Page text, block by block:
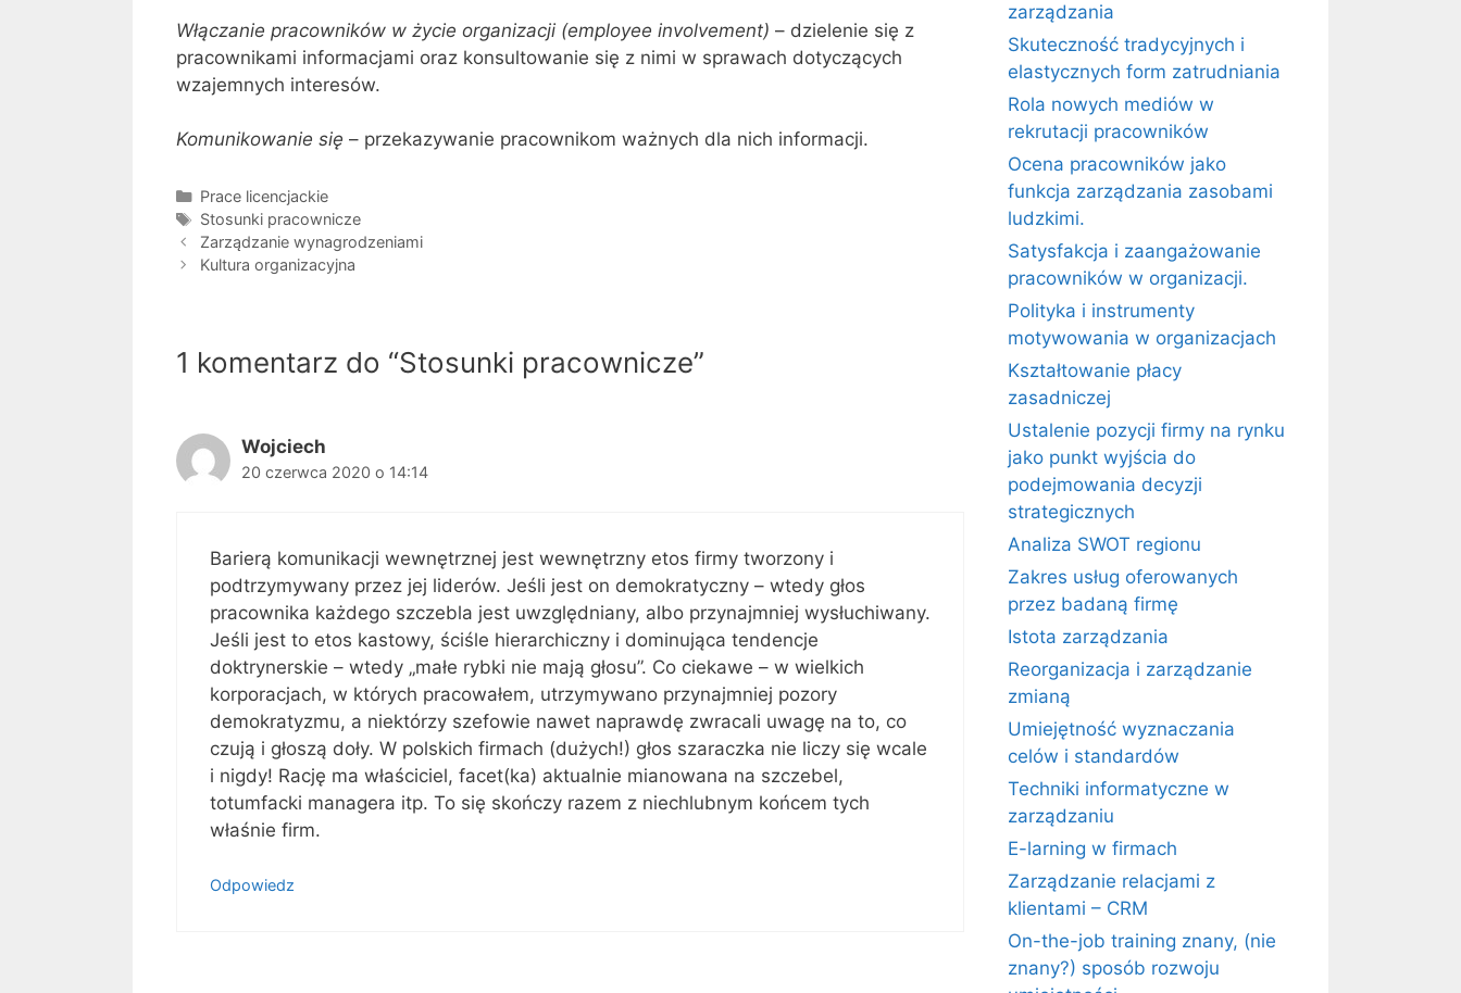
Włączanie pracowników w życie organizacji (employee involvement) – dzielenie się z
pracownikami informacjami oraz konsultowanie się z nimi w sprawach dotyczących
wzajemnych interesów.
Komunikowanie się – przekazywanie pracownikom ważnych dla nich informacji.
Kategorie
Prace licencjackie
Tagi
Stosunki pracownicze
Zarządzanie wynagrodzeniami
Kultura organizacyjna
1 komentarz do “Stosunki pracownicze”
Wojciech
20 czerwca 2020 o 14:14
Barierą komunikacji wewnętrznej jest wewnętrzny etos firmy tworzony i
podtrzymywany przez jej liderów. Jeśli jest on demokratyczny – wtedy głos
pracownika każdego szczebla jest uwzględniany, albo przynajmniej wysłuchiwany.
Jeśli jest to etos kastowy, ściśle hierarchiczny i dominująca tendencje
doktrynerskie – wtedy „małe rybki nie mają głosu”. Co ciekawe – w wielkich
korporacjach, w których pracowałem, utrzymywano przynajmniej pozory
demokratyzmu, a niektórzy szefowie nawet naprawdę zwracali uwagę na to, co
czują i głoszą doły. W polskich firmach (dużych!) głos szaraczka nie liczy się wcale
i nigdy! Rację ma właściciel, facet(ka) aktualnie mianowana na szczebel,
totumfacki managera itp. To się skończy razem z niechlubnym końcem tych
właśnie firm.
Odpowiedz
zarządzania
Skuteczność tradycyjnych i
elastycznych form zatrudniania
Rola nowych mediów w
rekrutacji pracowników
Ocena pracowników jako
funkcja zarządzania zasobami
ludzkimi.
Satysfakcja i zaangażowanie
pracowników w organizacji.
Polityka i instrumenty
motywowania w organizacjach
Kształtowanie płacy
zasadniczej
Ustalenie pozycji firmy na rynku
jako punkt wyjścia do
podejmowania decyzji
strategicznych
Analiza SWOT regionu
Zakres usług oferowanych
przez badaną firmę
Istota zarządzania
Reorganizacja i zarządzanie
zmianą
Umiejętność wyznaczania
celów i standardów
Techniki informatyczne w
zarządzaniu
E-larning w firmach
Zarządzanie relacjami z
klientami – CRM
On-the-job training znany, (nie
znany?) sposób rozwoju